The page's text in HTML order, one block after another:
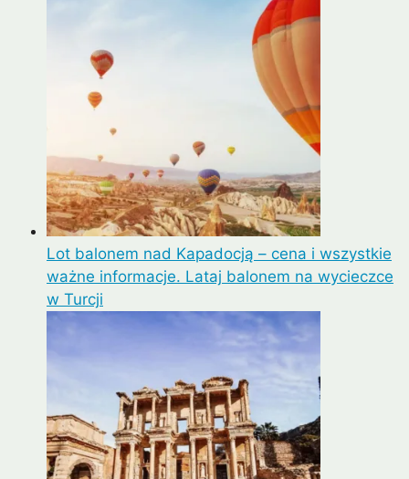
Lot balonem nad Kapadocją – cena i wszystkie
ważne informacje. Lataj balonem na wycieczce
w Turcji